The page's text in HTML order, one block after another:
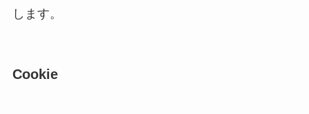
します。
Cookie